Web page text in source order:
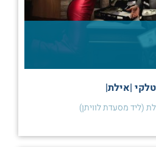
|אילת|
(ליד מסעדת לוויתן)